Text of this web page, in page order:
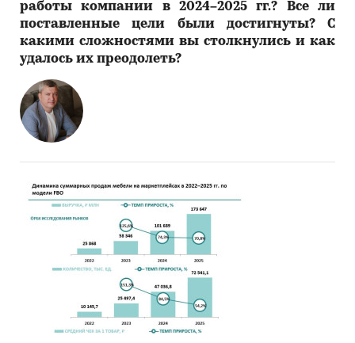
работы компании в 2024–2025 гг.? Все ли
поставленные цели были достигнуты? С
какими сложностями вы столкнулись и как
удалось их преодолеть?